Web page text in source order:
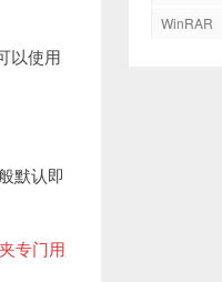
以使用
默认即
专门用
WinRAR